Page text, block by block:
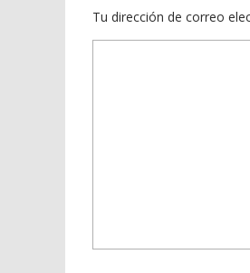
Tu dirección de correo